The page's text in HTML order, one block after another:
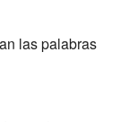
las palabras